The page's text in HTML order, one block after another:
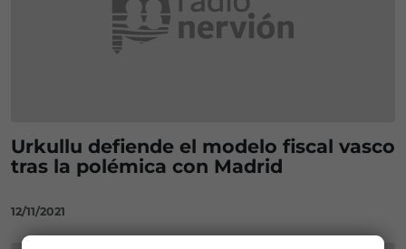
Urkullu defiende el modelo fiscal vasco
tras la polémica con Madrid
12/11/2021